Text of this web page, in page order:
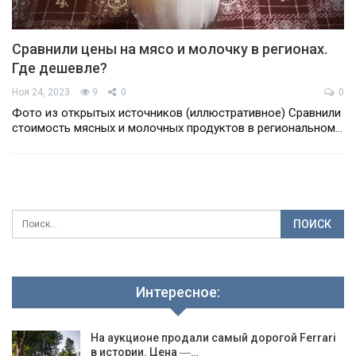
Сравнили цены на мясо и молочку в регионах.
Где дешевле?
Ноя 24, 2023 9 0 0
Фото из открытых источников (иллюстративное) Сравнили
стоимость мясных и молочных продуктов в региональном…
Интересное:
На аукционе продали самый дорогой Ferrari
в истории. Цена ―…